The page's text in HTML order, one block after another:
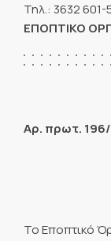
Τηλ.: 3632 601-
ΕΠΟΠΤΙΚΟ
Αρ. πρωτ. 196/
Το Εποπτικό